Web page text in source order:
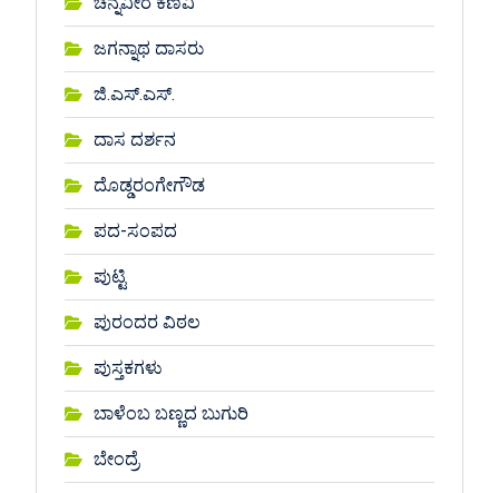
ಜಗನ್ನಾಥ ದಾಸರು
ಜಿ.ಎಸ್.ಎಸ್.
ದಾಸ ದರ್ಶನ
ದೊಡ್ಡರಂಗೇಗೌಡ
ಪದ-ಸಂಪದ
ಪುಟ್ಟಿ
ಪುರಂದರ ವಿಠಲ
ಪುಸ್ತಕಗಳು
ಬಾಳೆಂಬ ಬಣ್ಣದ ಬುಗುರಿ
ಬೇಂದ್ರೆ